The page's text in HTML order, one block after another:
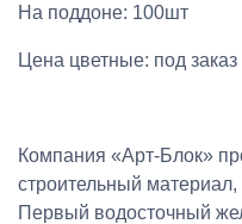
На поддоне: 100шт
Цена цветные: под заказ
Компания «Арт-Блок»
строительный
Первый водосточный